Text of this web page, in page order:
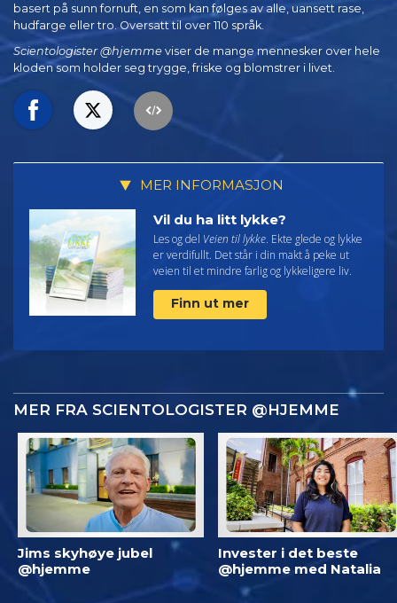
basert på sunn fornuft, en som kan følges av alle, uansett rase,
hudfarge eller tro. Oversatt til over 110 språk.
Scientologister @hjemme viser de mange mennesker over hele
kloden som holder seg trygge, friske og blomstrer i livet.
MER INFORMASJON
Vil du ha litt lykke?
Les og del Veien til lykke. Ekte glede og lykke
er verdifullt. Det står i din makt å peke ut
veien til et mindre farlig og lykkeligere liv.
Finn ut mer
MER FRA SCIENTOLOGISTER @HJEMME
Jims skyhøye jubel
@hjemme
Invester i det beste
@hjemme med Natalia